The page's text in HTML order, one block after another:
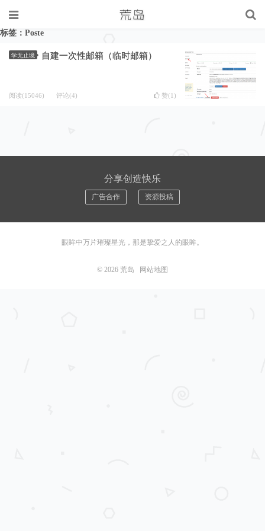
标签：Poste
学无止境 自建一次性邮箱（临时邮箱）
阅读(15046) 评论(4) 赞(1 )
分享创造快乐
广告合作 资源投稿
眼眸中万片璀璨星光，那是挚爱之人的眼眸。
© 2026 荒岛 网站地图